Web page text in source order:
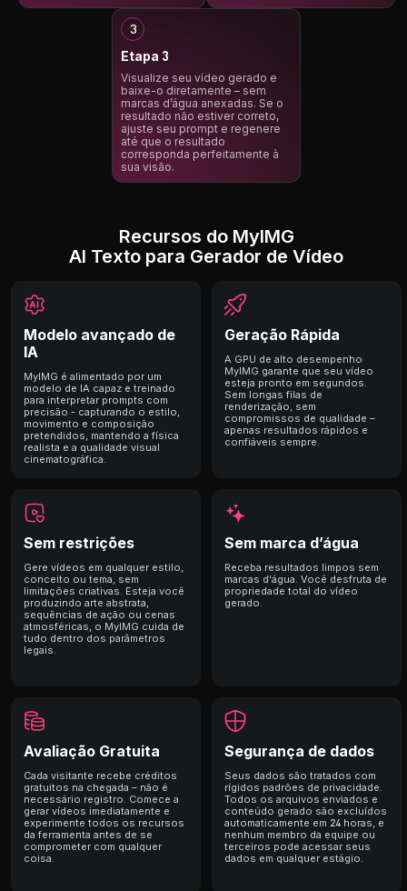
Etapa 3
Visualize seu vídeo gerado e
baixe-o diretamente – sem
marcas d’água anexadas. Se o
resultado não estiver correto,
ajuste seu prompt e regenere
até que o resultado
corresponda perfeitamente à
sua visão.
Recursos do MyIMG
AI Texto para Gerador de Vídeo
Modelo avançado de
IA
MyIMG é alimentado por um
modelo de IA capaz e treinado
para interpretar prompts com
precisão - capturando o estilo,
movimento e composição
pretendidos, mantendo a física
realista e a qualidade visual
cinematográfica.
Geração Rápida
A GPU de alto desempenho
MyIMG garante que seu vídeo
esteja pronto em segundos.
Sem longas filas de
renderização, sem
compromissos de qualidade –
apenas resultados rápidos e
confiáveis ​​sempre.
Sem restrições
Gere vídeos em qualquer estilo,
conceito ou tema, sem
limitações criativas. Esteja você
produzindo arte abstrata,
sequências de ação ou cenas
atmosféricas, o MyIMG cuida de
tudo dentro dos parâmetros
legais.
Sem marca d’água
Receba resultados limpos sem
marcas d'água. Você desfruta de
propriedade total do vídeo
gerado.
Avaliação Gratuita
Cada visitante recebe créditos
gratuitos na chegada – não é
necessário registro. Comece a
gerar vídeos imediatamente e
experimente todos os recursos
da ferramenta antes de se
comprometer com qualquer
coisa.
Segurança de dados
Seus dados são tratados com
rígidos padrões de privacidade.
Todos os arquivos enviados e
conteúdo gerado são excluídos
automaticamente em 24 horas, e
nenhum membro da equipe ou
terceiros pode acessar seus
dados em qualquer estágio.